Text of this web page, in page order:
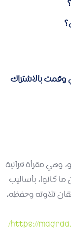
وقمت بالاشتراك
وهي مقرأة قرآنية
ما كانوا، بأساليب
تلاوته وحفظه،
https://